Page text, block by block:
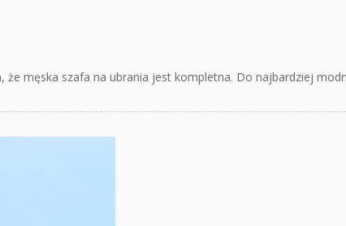
męska szafa na ubrania jest kompletna. Do najbardziej